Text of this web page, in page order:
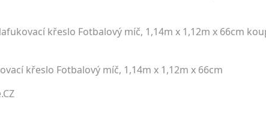
křeslo Fotbalový míč, 1,14m x 1,12m x 66cm
křeslo Fotbalový míč, 1,14m x 1,12m x 66cm